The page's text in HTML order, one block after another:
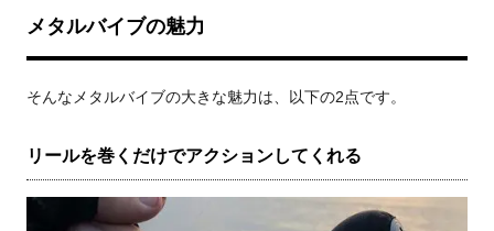
メタルバイブの魅力
そんなメタルバイブの大きな魅力は、以下の2点です。
リールを巻くだけでアクションしてくれる